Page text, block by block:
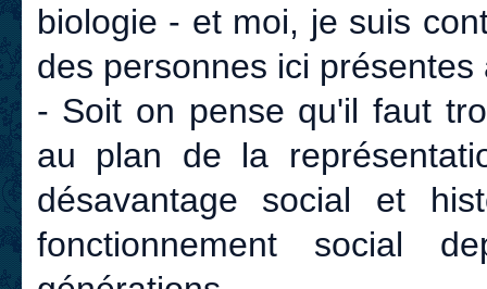
biologie - et moi, je suis
des personnes ici
- Soit on pense qu'il faut
au plan de la
désavantage social et
fonctionnement social